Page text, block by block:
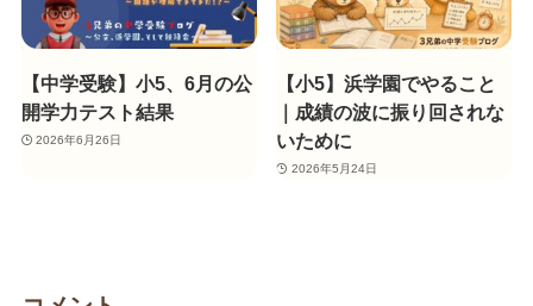
【中学受験】小5、6月の公
開学力テスト結果
2026年6月26日
【小5】浜学園でやること
｜成績の波に振り回されな
いために
2026年5月24日